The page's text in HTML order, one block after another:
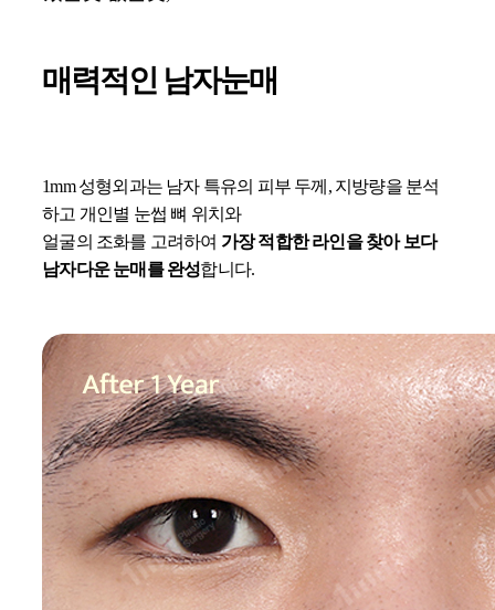
매력적인 남자눈매
1mm 성형외과는 남자 특유의 피부 두께, 지방량을 분석
하고 개인별 눈썹 뼈 위치와
얼굴의 조화를 고려하여 가장 적합한 라인을 찾아 보다
남자다운 눈매를 완성합니다.